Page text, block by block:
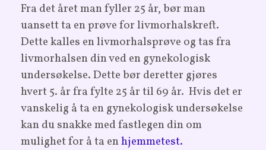
Fra det året man fyller 25 år, bør man
uansett ta en prøve for livmorhalskreft.
Dette kalles en livmorhalsprøve og tas fra
livmorhalsen din ved en gynekologisk
undersøkelse. Dette bør deretter gjøres
hvert 5. år fra fylte 25 år til 69 år. Hvis det er
vanskelig å ta en gynekologisk undersøkelse
kan du snakke med fastlegen din om
mulighet for å ta enhjemmetest.